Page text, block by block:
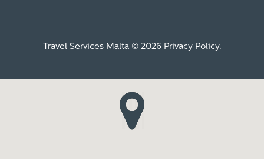
Travel Services Malta © 2026 Privacy Policy.